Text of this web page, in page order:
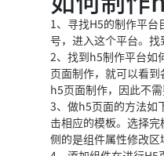
1、寻找H5的制作平
号，进入这个平台。
2、找到h5制作平台如
页面制作，就可以看
h5页面制作，因此不需
3、做h5页面的方法如
击相应的模板。选择
侧的是组件属性修改区